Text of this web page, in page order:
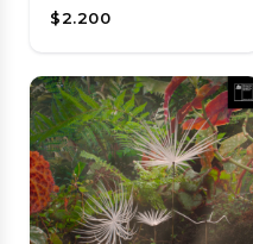
$2.200